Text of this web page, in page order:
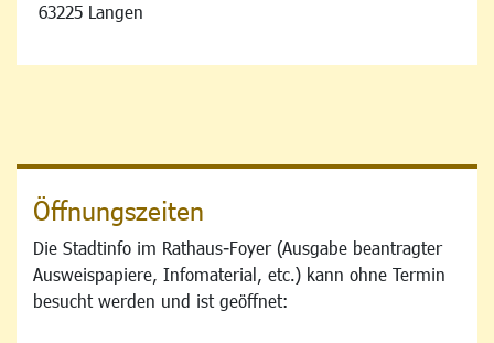
63225 Langen
Öffnungszeiten
Die Stadtinfo im Rathaus-Foyer (Ausgabe beantragter
Ausweispapiere, Infomaterial, etc.) kann ohne Termin
besucht werden und ist geöffnet: